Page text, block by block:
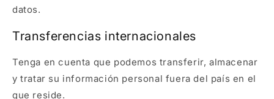
datos.
Transferencias internacionales
Tenga en cuenta que podemos transferir, almacenar
y tratar su información personal fuera del país en el
que reside.